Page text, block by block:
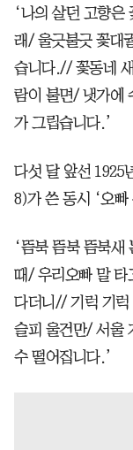
‘나의 살던 고향은
래/ 울긋불긋 꽃대
습니다.// 꽃동네
람이 불면/ 냇가에
가 그립습니다.’
다섯 달 앞선 1925
8)가 쓴 동시 ‘오빠
‘뜸북 뜸북 뜸북새
때/ 우리오빠 말 타
다더니// 기럭 기럭
슬피 울건만/ 서울
수 떨어집니다.’